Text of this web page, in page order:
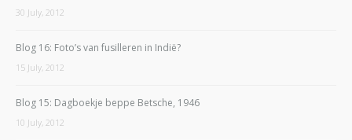
30 July, 2012
Blog 16: Foto’s van fusilleren in Indië?
15 July, 2012
Blog 15: Dagboekje beppe Betsche, 1946
10 July, 2012